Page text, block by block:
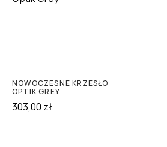
NOWOCZESNE KRZESŁO
OPTIK GREY
303,00 zł